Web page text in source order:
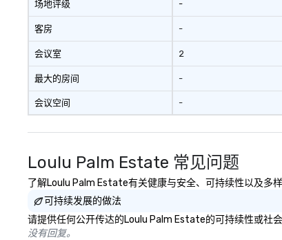
场地评级
客房
会议室
最大的房间
会议空间
-
-
2
-
-
Loulu Palm Estate 常见问题
了解Loulu Palm Estate有关健康与安全、可持续性以及多
可持续发展的做法
请提供任何公开传达的Loulu Palm Estate的可持续性或社
没有回复。